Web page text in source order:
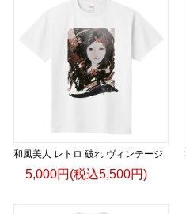
和風美人 レトロ 破れ ヴィンテージ
5,000円(税込5,500円)